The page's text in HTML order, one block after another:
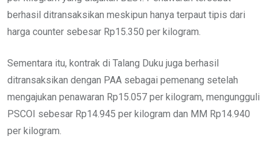
berhasil ditransaksikan meskipun hanya terpaut tipis dari
harga counter sebesar Rp15.350 per kilogram.
Sementara itu, kontrak di Talang Duku juga berhasil
ditransaksikan dengan PAA sebagai pemenang setelah
mengajukan penawaran Rp15.057 per kilogram, mengungguli
PSCOI sebesar Rp14.945 per kilogram dan MM Rp14.940
per kilogram.